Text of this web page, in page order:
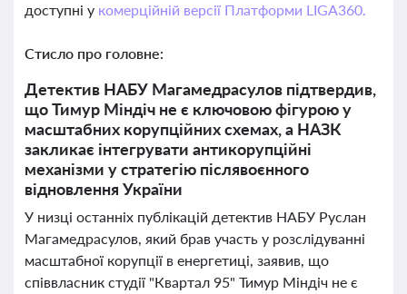
доступні у комерційній версії Платформи LIGA360.
Стисло про головне:
Детектив НАБУ Магамедрасулов підтвердив,
що Тимур Міндіч не є ключовою фігурою у
масштабних корупційних схемах, а НАЗК
закликає інтегрувати антикорупційні
механізми у стратегію післявоєнного
відновлення України
У низці останніх публікацій детектив НАБУ Руслан
Магамедрасулов, який брав участь у розслідуванні
масштабної корупції в енергетиці, заявив, що
співвласник студії "Квартал 95" Тимур Міндіч не є